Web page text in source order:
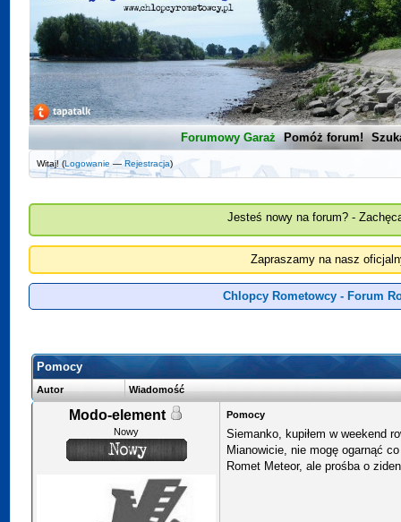
Forumowy Garaż Pomóż forum!
Witaj! (Logowanie —Rejestracja)
Jesteś nowy na forum? -
Zapraszamy na nasz
Chlopcy Rometowcy - Forum
Pomocy
Autor Wiadomość
Modo-element
Nowy
Pomocy
Siemanko, kupiłem w weekend
Mianowicie, nie mogę ogarnąć
Romet Meteor, ale prośba o